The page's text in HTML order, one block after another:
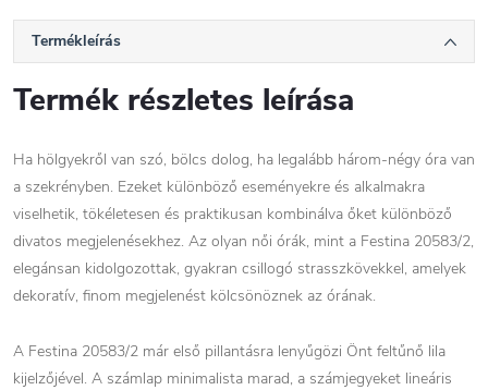
Termékleírás
Termék részletes leírása
Ha hölgyekről van szó, bölcs dolog, ha legalább három-négy óra van
a szekrényben. Ezeket különböző eseményekre és alkalmakra
viselhetik, tökéletesen és praktikusan kombinálva őket különböző
divatos megjelenésekhez. Az olyan női órák, mint a Festina 20583/2,
elegánsan kidolgozottak, gyakran csillogó strasszkövekkel, amelyek
dekoratív, finom megjelenést kölcsönöznek az órának.
A Festina 20583/2 már első pillantásra lenyűgözi Önt feltűnő lila
kijelzőjével. A számlap minimalista marad, a számjegyeket lineáris